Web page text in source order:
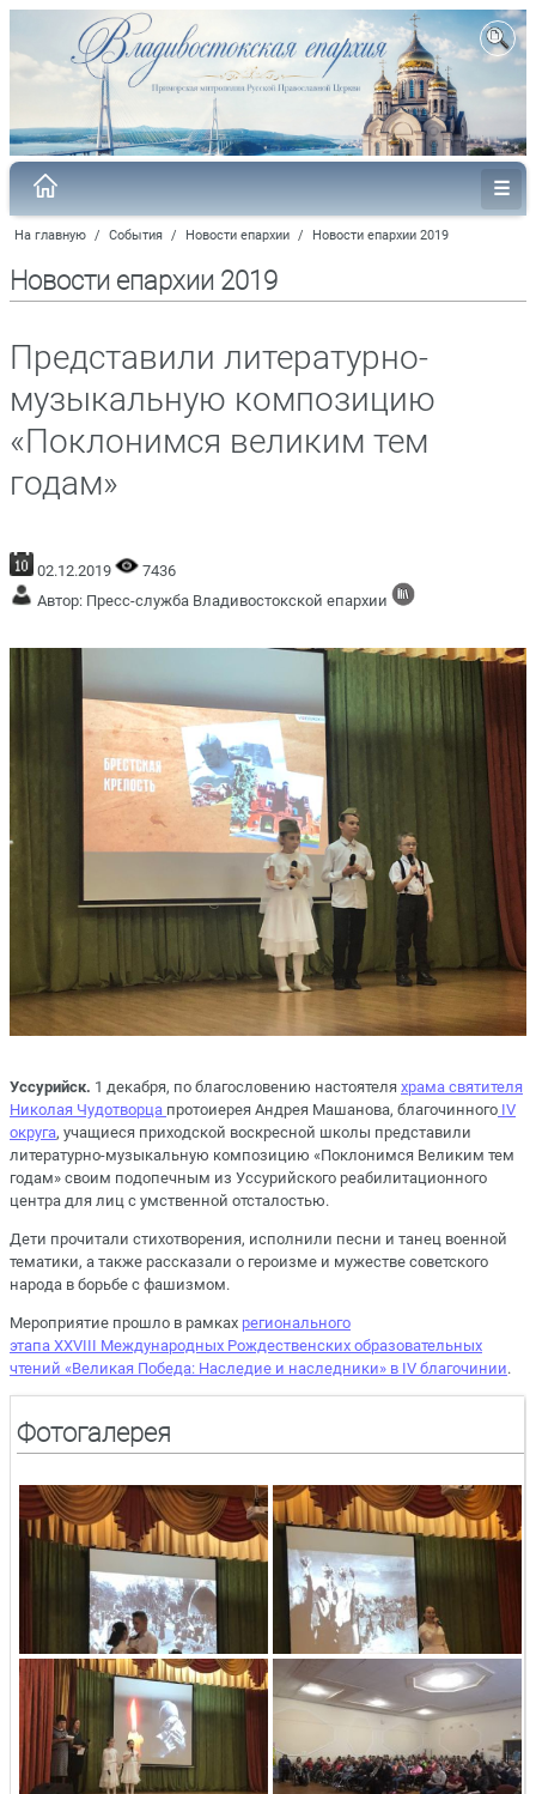
На главную / События / Новости епархии / Новости епархии 2019
Новости епархии 2019
Представили литературно-
музыкальную композицию
«Поклонимся великим тем
годам»
02.12.2019
7436
Автор: Пресс-служба Владивостокской епархии
Уссурийск. 1 декабря, по благословению настоятеля храма святителя
Николая Чудотворца протоиерея Андрея Машанова, благочинного IV
округа, учащиеся приходской воскресной школы представили
литературно-музыкальную композицию «Поклонимся Великим тем
годам» своим подопечным из Уссурийского реабилитационного
центра для лиц с умственной отсталостью.
Дети прочитали стихотворения, исполнили песни и танец военной
тематики, а также рассказали о героизме и мужестве советского
народа в борьбе с фашизмом.
Мероприятие прошло в рамках регионального
этапа XXVIII Международных Рождественских образовательных
чтений «Великая Победа: Наследие и наследники» в IV благочинии.
Фотогалерея